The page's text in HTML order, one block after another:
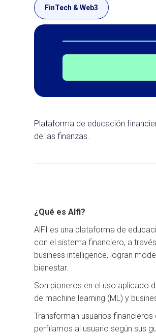
FinTech & Web3
Plataforma de educación
de las finanzas.
¿Qué es Alfi?
AlFI es una plataforma de
con el sistema financiero, a
business intelligence, logran
bienestar.
Son pioneros en el uso aplicado
de machine learning (ML) y
Transforman usuarios
perfilamos al usuario según sus